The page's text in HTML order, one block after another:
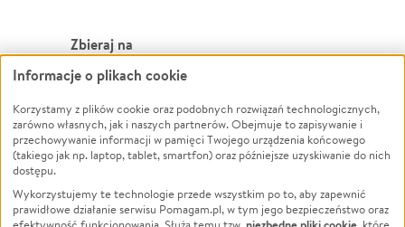
Zbieraj na
Leczenie
Zwierzęta
Pożar
Ukraina
Pomoc Finansowa
Powódź
Wichura
NGO
Edukacja
Informacje o plikach cookie
Korzystamy z plików cookie oraz podobnych rozwiązań technologicznych,
zarówno własnych, jak i naszych partnerów. Obejmuje to zapisywanie i
przechowywanie informacji w pamięci Twojego urządzenia końcowego
(takiego jak np. laptop, tablet, smartfon) oraz późniejsze uzyskiwanie do nich
dostępu.
Wykorzystujemy te technologie przede wszystkim po to, aby zapewnić
prawidłowe działanie serwisu Pomagam.pl, w tym jego bezpieczeństwo oraz